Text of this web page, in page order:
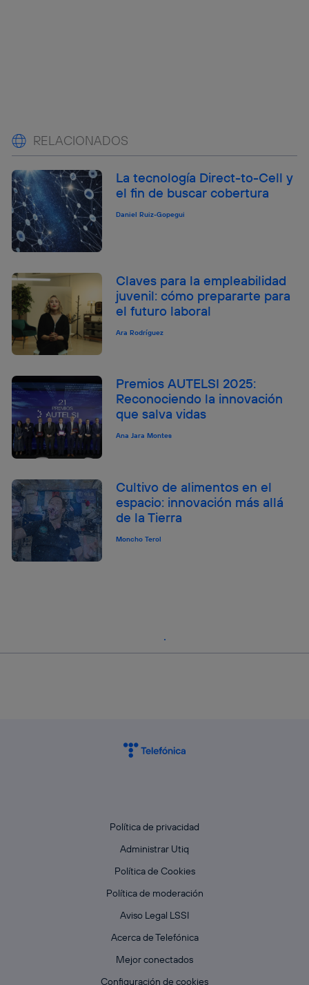
RELACIONADOS
La tecnología Direct-to-Cell y
el fin de buscar cobertura
Daniel Ruiz-Gopegui
Claves para la empleabilidad
juvenil: cómo prepararte para
el futuro laboral
Ara Rodríguez
Premios AUTELSI 2025:
Reconociendo la innovación
que salva vidas
Ana Jara Montes
Cultivo de alimentos en el
espacio: innovación más allá
de la Tierra
Moncho Terol
Política de privacidad
Administrar Utiq
Política de Cookies
Política de moderación
Aviso Legal LSSI
Acerca de Telefónica
Mejor conectados
Configuración de cookies